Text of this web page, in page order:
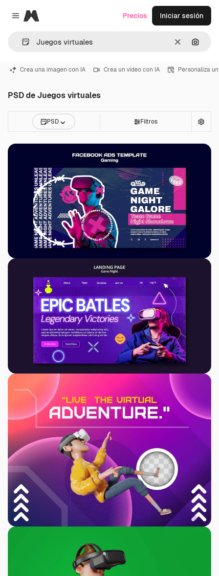
Close menu
Magnific
Borrar
Precios Iniciar sesión
Crea una imagen con IA Crea un vídeo con IA Personaliza
PSD de Juegos virtuales
PSD Filtros